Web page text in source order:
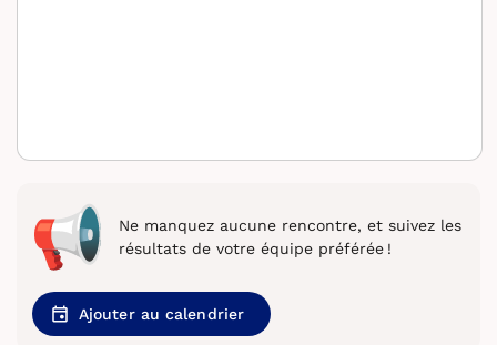
Ne manquez aucune rencontre, et suivez les
résultats de votre équipe préférée !
Ajouter au calendrier